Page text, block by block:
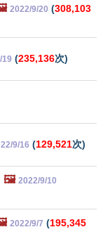
2022/9/20 (308,103
19 (235,136次)
9/16 (129,521次)
🖼️ 2022/9/10
2022/9/7 (195,345